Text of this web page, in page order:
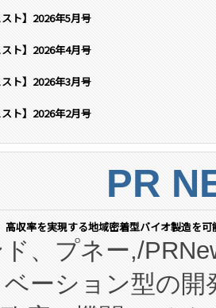
スト】2026年5月号
スト】2026年4月号
スト】2026年3月号
スト】2026年2月号
PR
収率を実現する地域密着型バイオ製造を
ド、プネー,/
ベーション型の